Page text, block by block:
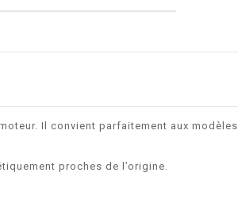
Il convient parfaitement aux modèles
proches de l’origine.